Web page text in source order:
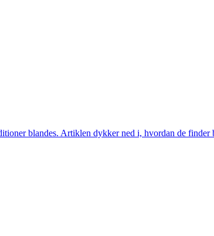
blandes. Artiklen dykker ned i, hvordan de